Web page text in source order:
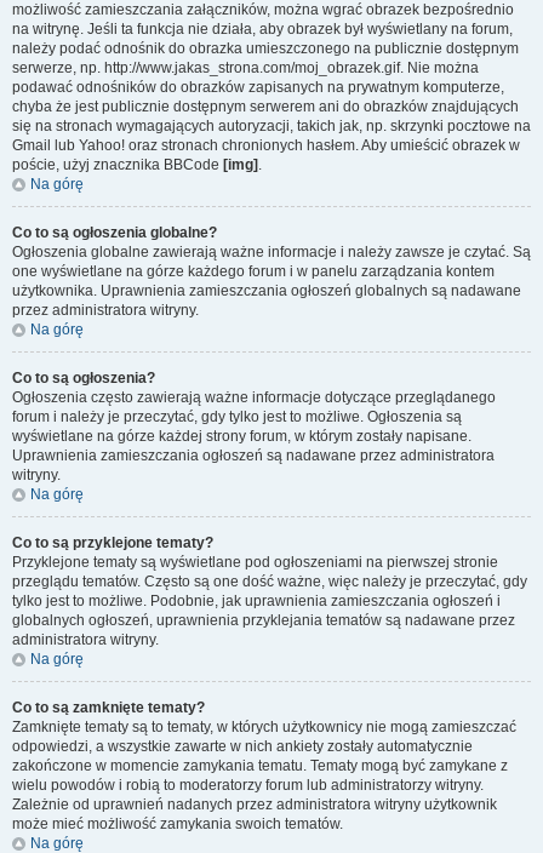
możliwość zamieszczania załączników, można wgrać obrazek bezpośrednio
na witrynę. Jeśli ta funkcja nie działa, aby obrazek był wyświetlany na forum,
należy podać odnośnik do obrazka umieszczonego na publicznie dostępnym
serwerze, np. http://www.jakas_strona.com/moj_obrazek.gif. Nie można
podawać odnośników do obrazków zapisanych na prywatnym komputerze,
chyba że jest publicznie dostępnym serwerem ani do obrazków znajdujących
się na stronach wymagających autoryzacji, takich jak, np. skrzynki pocztowe na
Gmail lub Yahoo! oraz stronach chronionych hasłem. Aby umieścić obrazek w
poście, użyj znacznika BBCode [img] .
Na górę
Co to są ogłoszenia globalne?
Ogłoszenia globalne zawierają ważne informacje i należy zawsze je czytać. Są
one wyświetlane na górze każdego forum i w panelu zarządzania kontem
użytkownika. Uprawnienia zamieszczania ogłoszeń globalnych są nadawane
przez administratora witryny.
Na górę
Co to są ogłoszenia?
Ogłoszenia często zawierają ważne informacje dotyczące przeglądanego
forum i należy je przeczytać, gdy tylko jest to możliwe. Ogłoszenia są
wyświetlane na górze każdej strony forum, w którym zostały napisane.
Uprawnienia zamieszczania ogłoszeń są nadawane przez administratora
witryny.
Na górę
Co to są przyklejone tematy?
Przyklejone tematy są wyświetlane pod ogłoszeniami na pierwszej stronie
przeglądu tematów. Często są one dość ważne, więc należy je przeczytać, gdy
tylko jest to możliwe. Podobnie, jak uprawnienia zamieszczania ogłoszeń i
globalnych ogłoszeń, uprawnienia przyklejania tematów są nadawane przez
administratora witryny.
Na górę
Co to są zamknięte tematy?
Zamknięte tematy są to tematy, w których użytkownicy nie mogą zamieszczać
odpowiedzi, a wszystkie zawarte w nich ankiety zostały automatycznie
zakończone w momencie zamykania tematu. Tematy mogą być zamykane z
wielu powodów i robią to moderatorzy forum lub administratorzy witryny.
Zależnie od uprawnień nadanych przez administratora witryny użytkownik
może mieć możliwość zamykania swoich tematów.
Na górę